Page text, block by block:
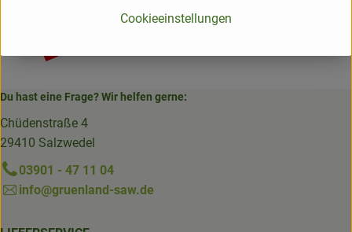
Du hast eine Frage? Wir helfen gerne:
Chüdenstraße 4
29410 Salzwedel
03901 - 47 11 04
info@gruenland-saw.de
Cookieeinstellungen